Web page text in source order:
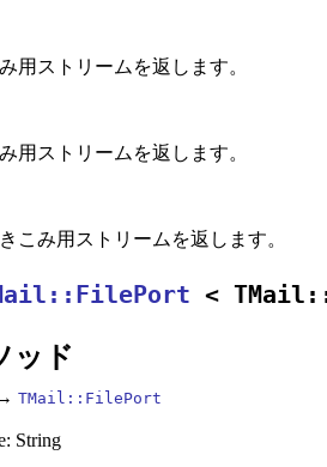
用ストリームを返します。
用ストリームを返します。
こみ用ストリームを返します。
<
ッド
TMail::FilePort
String